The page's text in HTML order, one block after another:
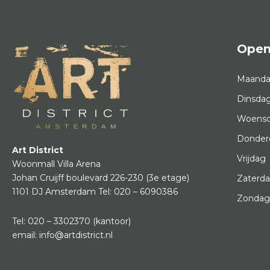
Art District
Woonmall Villa Arena
Johan Cruijff boulevard 226-230 (3e etage)
1101 DJ Amsterdam Tel: 020 – 6090386
Tel: 020 – 3302370 (kantoor)
email: info@artdistrict.nl
Vrijdag
Zondag